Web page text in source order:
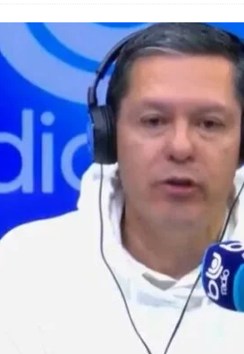
un sastre colombiano reconocido en el mundo